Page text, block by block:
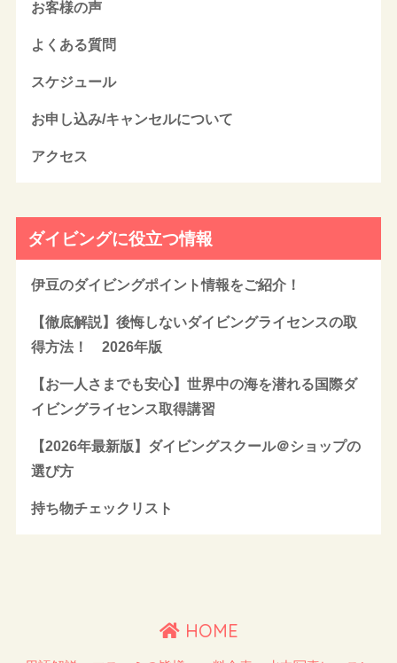
お客様の声
よくある質問
スケジュール
お申し込み/キャンセルについて
アクセス
ダイビングに役立つ情報
伊豆のダイビングポイント情報をご紹介！
【徹底解説】後悔しないダイビングライセンスの取
得方法！ 2026年版
【お一人さまでも安心】世界中の海を潜れる国際ダ
イビングライセンス取得講習
【2026年最新版】ダイビングスクール＠ショップの
選び方
持ち物チェックリスト
HOME